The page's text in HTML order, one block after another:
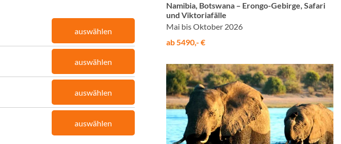
auswählen
auswählen
auswählen
auswählen
Namibia, Botswana – Erongo-Gebirge, Safari
und Viktoriafälle
Mai bis Oktober 2026
ab 5490,- €